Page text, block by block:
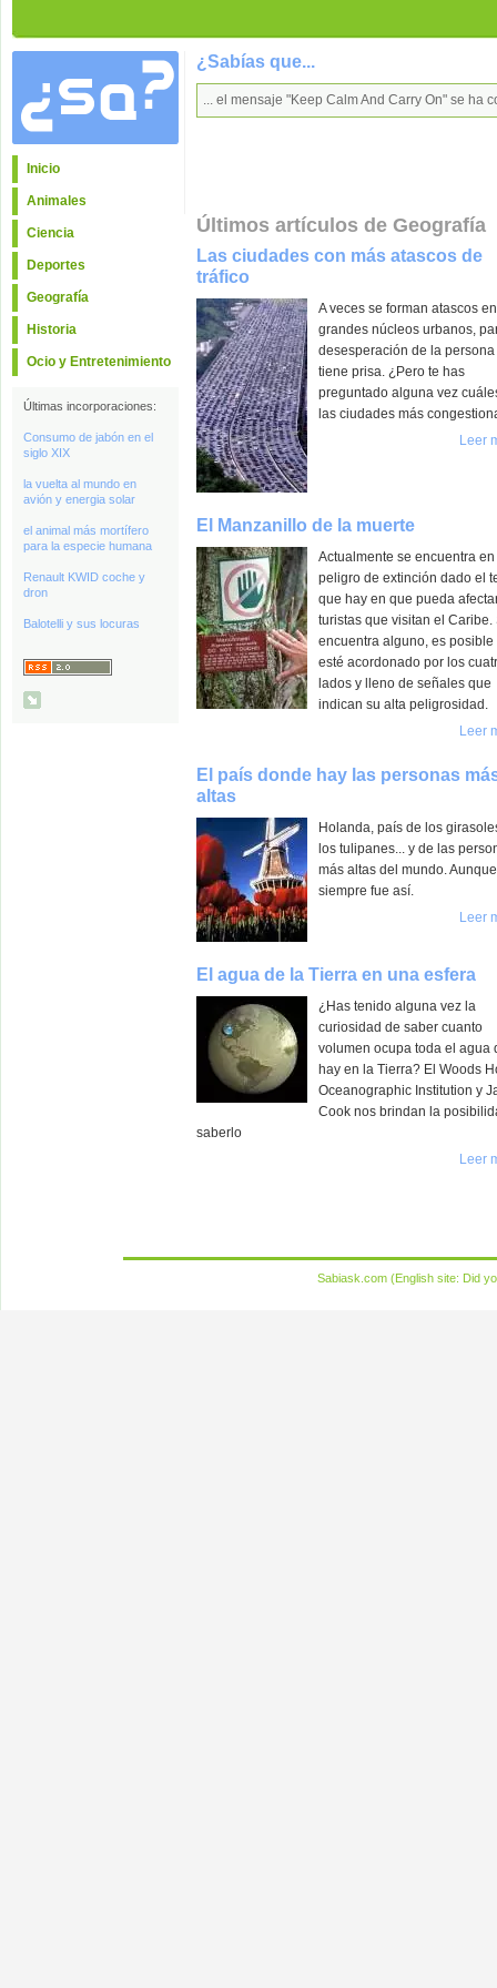
Inicio
Animales
Ciencia
Deportes
Geografía
Historia
Ocio y Entretenimiento
Últimas incorporaciones:
Consumo de jabón en el
siglo XIX
la vuelta al mundo en
avión y energia solar
el animal más mortífero
para la especie humana
Renault KWID coche y
dron
Balotelli y sus locuras
¿Sabías que...
... el mensaje "Keep Calm And Carry On" se
Últimos artículos de Geografía
Las ciudades con más atascos de
tráfico
A veces se forman atascos
grandes núcleos urbanos,
desesperación de la
tiene prisa. ¿Pero te has
preguntado alguna vez
las ciudades más
Leer
El Manzanillo de la muerte
Actualmente se encuentra en
peligro de extinción dado el
que hay en que pueda
turistas que visitan el Caribe.
encuentra alguno, es posible
esté acordonado por los
lados y lleno de señales que
indican su alta peligrosidad.
Leer
El país donde hay las personas
altas
Holanda, país de los
los tulipanes... y de las
más altas del mundo.
siempre fue así.
Leer
El agua de la Tierra en una esfera
¿Has tenido alguna vez la
curiosidad de saber cuanto
volumen ocupa toda el agua
hay en la Tierra? El Woods
Oceanographic Institution y
Cook nos brindan la
saberlo
Leer
Sabiask.com (English site: Did